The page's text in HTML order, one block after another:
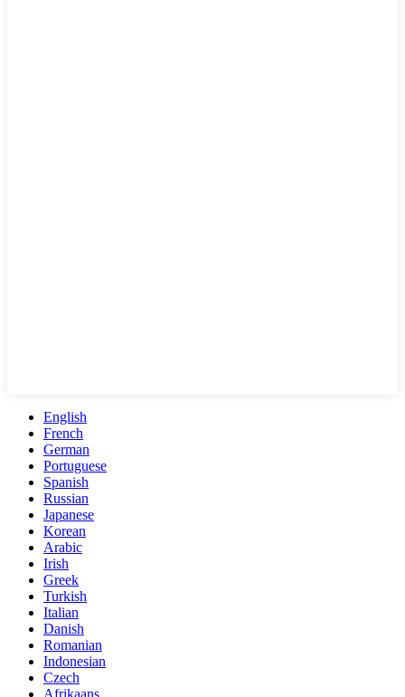
English
French
German
Portuguese
Spanish
Russian
Japanese
Korean
Arabic
Irish
Greek
Turkish
Italian
Danish
Romanian
Indonesian
Czech